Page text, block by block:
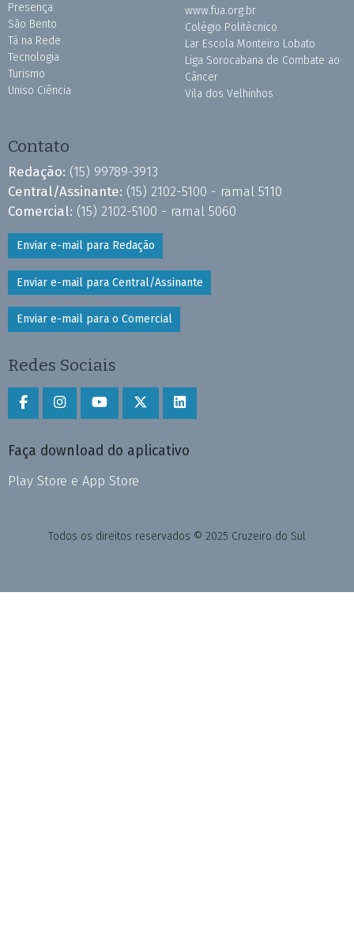
Presença
São Bento
Tá na Rede
Tecnologia
Turismo
Uniso Ciência
www.fua.org.br
Colégio Politécnico
Lar Escola Monteiro Lobato
Liga Sorocabana de Combate ao
Câncer
Vila dos Velhinhos
Contato
Redação: (15) 99789-3913
Central/Assinante: (15) 2102-5100 - ramal 5110
Comercial: (15) 2102-5100 - ramal 5060
Enviar e-mail para Redação
Enviar e-mail para Central/Assinante
Enviar e-mail para o Comercial
Redes Sociais
Faça download do aplicativo
Play Store e App Store
Todos os direitos reservados © 2025 Cruzeiro do Sul